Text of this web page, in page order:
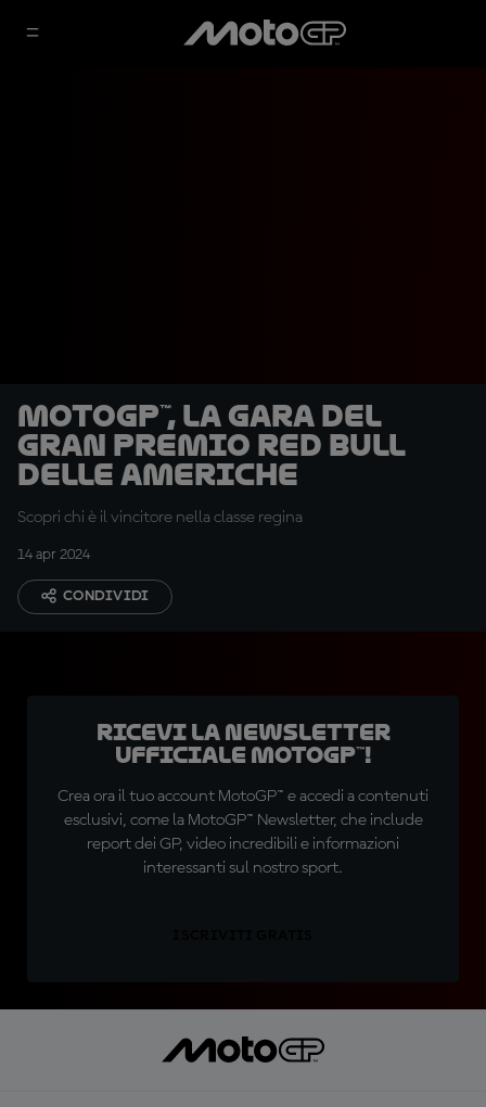
MotoGP™, la gara del
Gran Premio Red Bull
delle Americhe
Scopri chi è il vincitore nella classe regina
14 apr 2024
CONDIVIDI
Ricevi la newsletter
ufficiale MotoGP™!
Crea ora il tuo account MotoGP™ e accedi a contenuti
esclusivi, come la MotoGP™ Newsletter, che include
report dei GP, video incredibili e informazioni
interessanti sul nostro sport.